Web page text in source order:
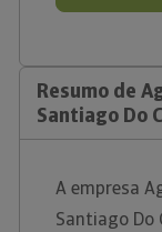
Resumo de
Santiago Do
A empresa
Santiago Do